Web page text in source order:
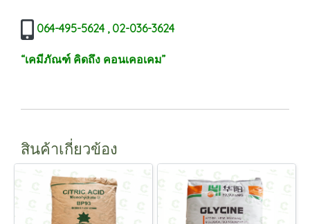
064-495-5624 , 02-036-3624
“เคมีภัณฑ์ คิดถึง คอนเคอเคม”
สินค้าเกี่ยวข้อง